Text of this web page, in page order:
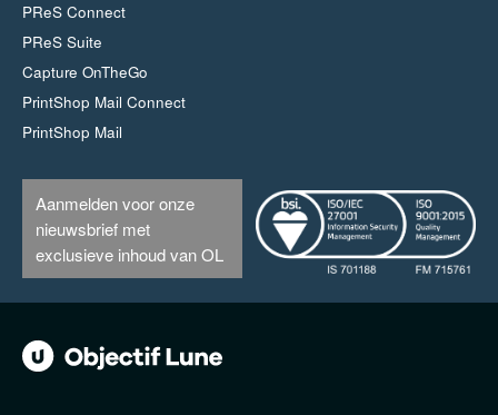
PReS Connect
PReS Suite
Capture OnTheGo
PrintShop Mail Connect
PrintShop Mail
Aanmelden voor onze
nieuwsbrief met
exclusieve inhoud van OL